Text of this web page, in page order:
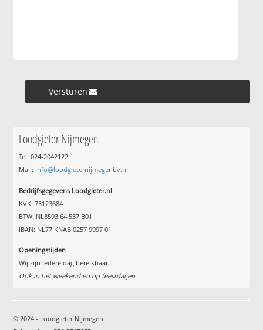
Versturen »
Loodgieter Nijmegen
Tel: 024-2042122
Mail: info@loodgieternijmegenbv.nl
Bedrijfsgegevens Loodgieter.nl
KVK: 73123684
BTW: NL8593.64.537.B01
IBAN: NL77 KNAB 0257 9997 01
Openingstijden
Wij zijn iedere dag bereikbaar!
Ook in het weekend en op feestdagen
© 2024 - Loodgieter Nijmegen